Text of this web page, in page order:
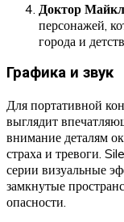
Доктор
персонажей,
города и
Графика и звук
Для портативной
выглядит
внимание деталям
страха и тревоги.
серии визуальные
замкнутые
опасности.